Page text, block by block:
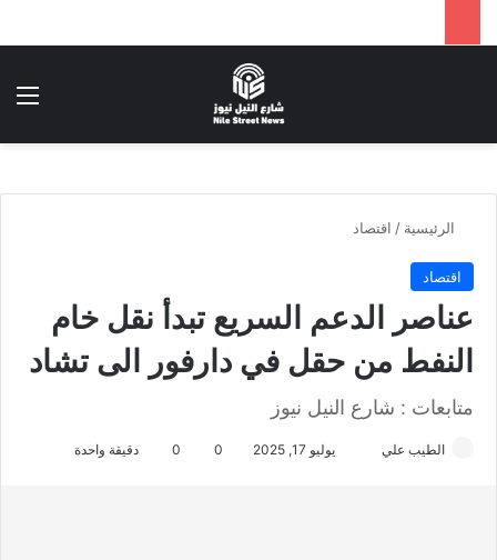
الرئيسية / اقتصاد
اقتصاد
عناصر الدعم السريع تبدأ نقل خام
النفط من حقل في دارفور الى تشاد
متابعات : شارع النيل نيوز
الطيب علي يوليو 17, 2025 0 دقيقة واحدة